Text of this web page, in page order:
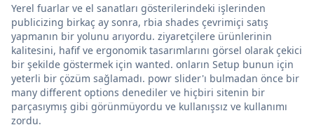
Yerel fuarlar ve el sanatları gösterilerindeki işlerinden
publicizing birkaç ay sonra, rbia shades çevrimiçi satış
yapmanın bir yolunu arıyordu. ziyaretçilere ürünlerinin
kalitesini, hafif ve ergonomik tasarımlarını görsel olarak çekici
bir şekilde göstermek için wanted. onların Setup bunun için
yeterli bir çözüm sağlamadı. powr slider'ı bulmadan önce bir
many different options denediler ve hiçbiri sitenin bir
parçasıymış gibi görünmüyordu ve kullanışsız ve kullanımı
zordu.